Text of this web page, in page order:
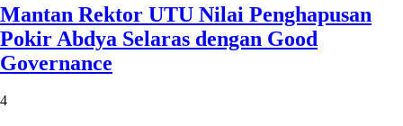
Mantan Rektor UTU Nilai Penghapusan
Pokir Abdya Selaras dengan Good
Governance
4